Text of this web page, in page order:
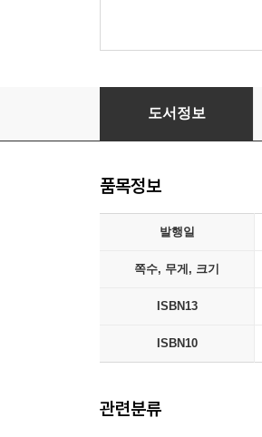
여기, 우리가 만나는 곳
도서정보
품목정보
발행일
쪽수, 무게, 크기
ISBN13
ISBN10
관련분류